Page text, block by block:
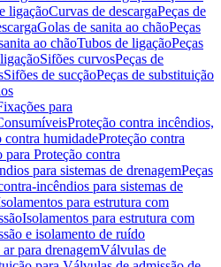
ligaçãoCurvas de descargaPeças de
Golas de sanita ao chãoPeças
ao chãoTubos de ligaçãoPeças
Sifões curvosPeças de
Sifões de sucçãoPeças de substituição
para
Proteção contra incêndios,
contra humidadeProteção contra
para Proteção contra
para sistemas de drenagemPeças
incêndios para sistemas de
para estrutura com
Isolamentos para estrutura com
e isolamento de ruído
para drenagemVálvulas de